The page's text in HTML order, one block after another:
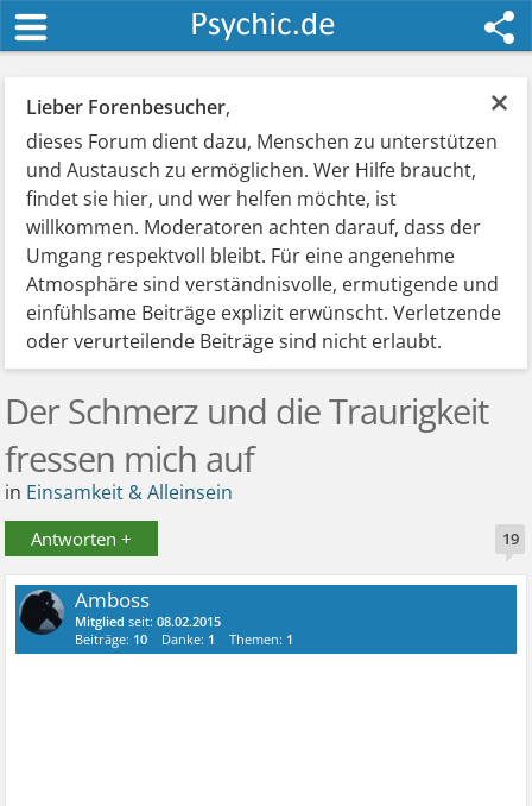
×
Lieber Forenbesucher,
dieses Forum dient dazu, Menschen zu unterstützen
und Austausch zu ermöglichen. Wer Hilfe braucht,
findet sie hier, und wer helfen möchte, ist
willkommen. Moderatoren achten darauf, dass der
Umgang respektvoll bleibt. Für eine angenehme
Atmosphäre sind verständnisvolle, ermutigende und
einfühlsame Beiträge explizit erwünscht. Verletzende
oder verurteilende Beiträge sind nicht erlaubt.
Der Schmerz und die Traurigkeit
fressen mich auf
in Einsamkeit & Alleinsein
Antworten + 19
Amboss
Mitglied seit:08.02.2015
Beiträge: 10 Danke: 1 Themen: 1